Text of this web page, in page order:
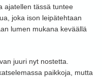
ajatellen tässä tuntee
joka ison leipätehtaan
lumen mukana keväällä
juuri nyt nostetta.
paikkoja, mutta